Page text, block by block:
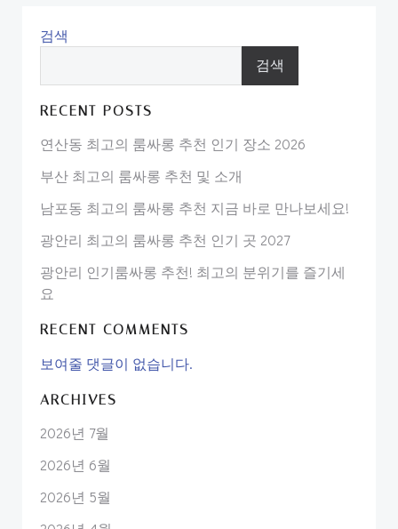
검색
검색
RECENT POSTS
연산동 최고의 룸싸롱 추천 인기 장소 2026
부산 최고의 룸싸롱 추천 및 소개
남포동 최고의 룸싸롱 추천 지금 바로 만나보세요!
광안리 최고의 룸싸롱 추천 인기 곳 2027
광안리 인기룸싸롱 추천! 최고의 분위기를 즐기세
요
RECENT COMMENTS
보여줄 댓글이 없습니다.
ARCHIVES
2026년 7월
2026년 6월
2026년 5월